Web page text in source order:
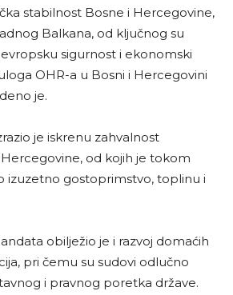
stabilnost Bosne i Hercegovine,
Balkana, od ključnog su
sigurnost i ekonomski
OHR-a u Bosni i Hercegovini
je.
je iskrenu zahvalnost
od kojih je tokom
izuzetno gostoprimstvo, toplinu i
obilježio je i razvoj domaćih
pri čemu su sudovi odlučno
i pravnog poretka države.